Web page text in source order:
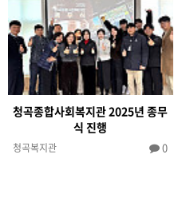
청곡종합사회복지관 2025년 종무
식 진행
청곡복지관 0